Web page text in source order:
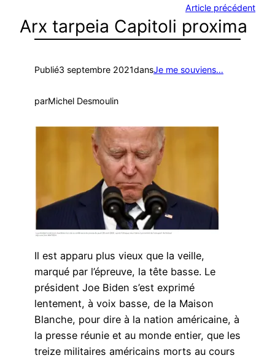
Article précédent
Arx tarpeia Capitoli proxima
Publié3 septembre 2021dansJe me souviens…
parMichel Desmoulin
Il est apparu plus vieux que la veille,
marqué par l’épreuve, la tête basse. Le
président Joe Biden s’est exprimé
lentement, à voix basse, de la Maison
Blanche, pour dire à la nation américaine, à
la presse réunie et au monde entier, que les
treize militaires américains morts au cours